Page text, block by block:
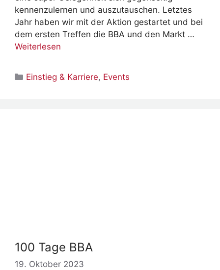
kennenzulernen und auszutauschen. Letztes
Jahr haben wir mit der Aktion gestartet und bei
dem ersten Treffen die BBA und den Markt …
Weiterlesen
Kategorien
Einstieg & Karriere, Events
100 Tage BBA
19. Oktober 2023